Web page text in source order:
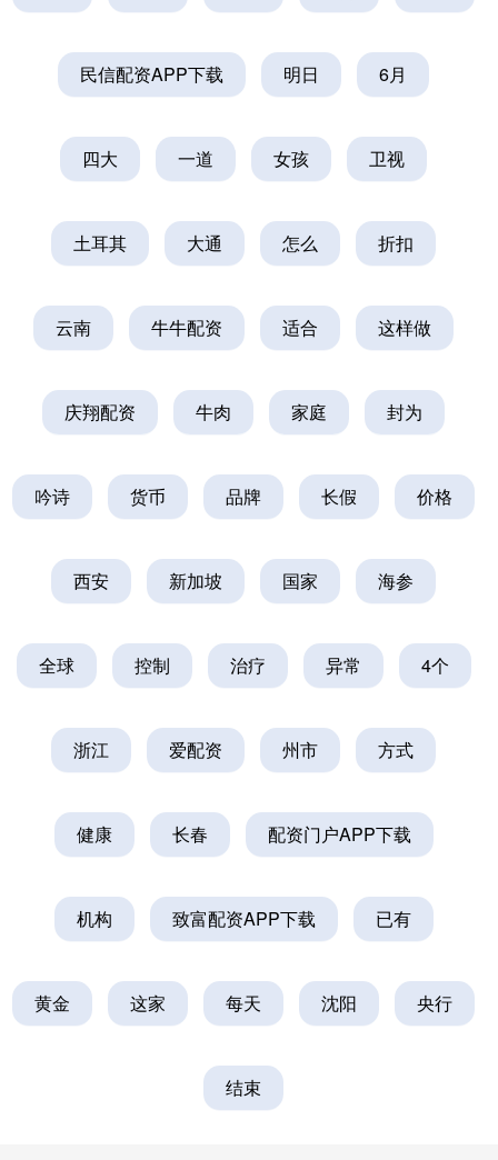
民信配资APP下载 明日 6月
四大 一道 女孩 卫视
土耳其 大通 怎么 折扣
云南 牛牛配资 适合 这样做
庆翔配资 牛肉 家庭 封为
吟诗 货币 品牌 长假 价格
西安 新加坡 国家 海参
全球 控制 治疗 异常 4个
浙江 爱配资 州市 方式
健康 长春 配资门户APP下载
机构 致富配资APP下载 已有
黄金 这家 每天 沈阳 央行
结束